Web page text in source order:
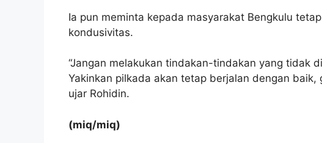
Ia pun meminta kepada masyarakat Bengkulu
kondusivitas.
“Jangan melakukan tindakan-tindakan yang tidak
Yakinkan pilkada akan tetap berjalan dengan baik,
ujar Rohidin.
(miq/miq)